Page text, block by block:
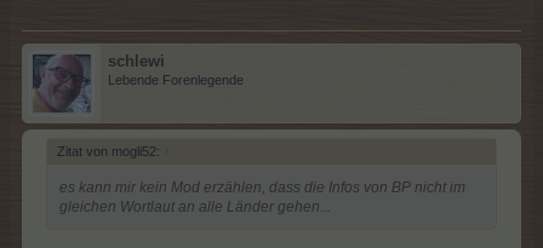
schlewi
Lebende Forenlegende
Zitat von mogli52: ↑
es kann mir kein Mod erzählen, dass die Infos von BP nicht im
gleichen Wortlaut an alle Länder gehen...